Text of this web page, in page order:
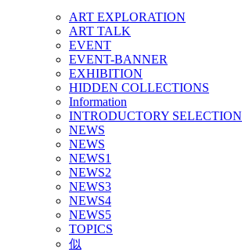
ART EXPLORATION
ART TALK
EVENT
EVENT-BANNER
EXHIBITION
HIDDEN COLLECTIONS
Information
INTRODUCTORY SELECTION
NEWS
NEWS
NEWS1
NEWS2
NEWS3
NEWS4
NEWS5
TOPICS
似